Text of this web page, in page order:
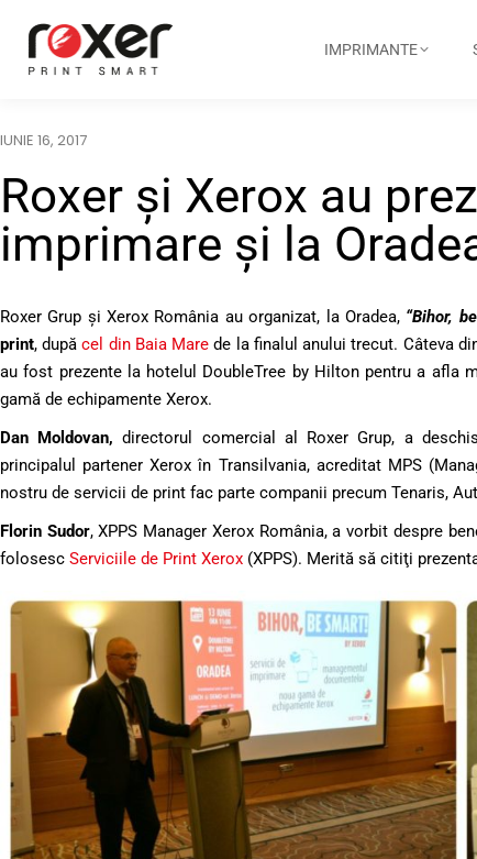
IMPRIMANTE
IUNIE 16, 2017
Roxer şi Xerox au
imprimare şi la
Roxer Grup şi Xerox România au organizat, la Oradea, “Bihor,
print, dupăcel din Baia Mare de la finalul anului trecut. Câteva
au fost prezente la hotelul DoubleTree by Hilton pentru a afla
gamă de echipamente Xerox.
Dan Moldovan,directorul comercial al Roxer Grup, a
principalul partener Xerox în Transilvania, acreditat MPS
nostru de servicii de print fac parte companii precum Tenaris,
Florin Sudor, XPPS Manager Xerox România, a vorbit despre
folosesc Serviciile de Print Xerox (XPPS). Merită să citiţi